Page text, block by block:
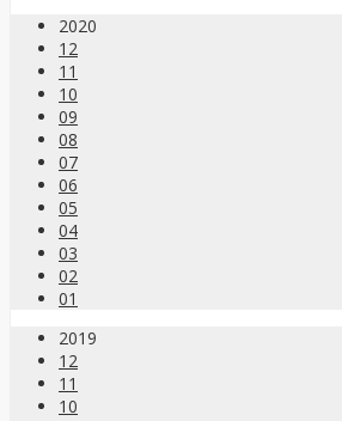
2020
12
11
10
09
08
07
06
05
04
03
02
01
2019
12
11
10